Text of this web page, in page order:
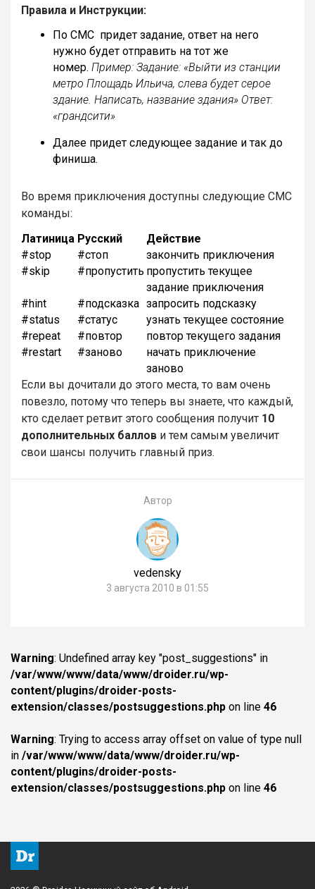
Правила и Инструкции:
По СМС придет задание, ответ на него
нужно будет отправить на тот же
номер. Пример: Задание: «Выйти из станции
метро Площадь Ильича, слева будет серое
здание. Написать, название здания» Ответ:
«грандсити»
Далее придет следующее задание и так до
финиша.
Во время приключения доступны следующие СМС
команды:
Латиница Русский
Действие
#stop
#стоп
закончить приключения
#skip
#пропустить пропустить текущее
задание приключения
#hint
#подсказка запросить подсказку
#status
#статус
узнать текущее состояние
#repeat
#повтор
повтор текущего задания
#restart
#заново
начать приключение
заново
Если вы дочитали до этого места, то вам очень
повезло, потому что теперь вы знаете, что каждый,
кто сделает ретвит этого сообщения получит 10
дополнительных баллов и тем самым увеличит
свои шансы получить главный приз.
Автор
vedensky
3 августа 2010 в 01:55
Warning: Undefined array key "post_suggestions" in
/var/www/www/data/www/droider.ru/wp-
content/plugins/droider-posts-
extension/classes/postsuggestions.php on line 46
Warning: Trying to access array offset on value of type null
in /var/www/www/data/www/droider.ru/wp-
content/plugins/droider-posts-
extension/classes/postsuggestions.php on line 46